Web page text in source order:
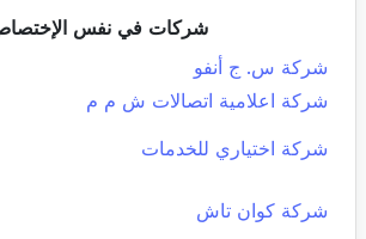
شركات في نفس
شركة س. ج أنفو
شركة اعلامية اتصالات ش م م
شركة اختياري للخدمات
شركة كوان تاش